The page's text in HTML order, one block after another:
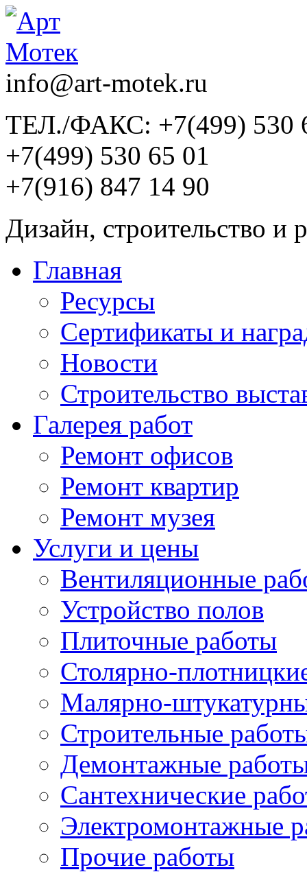
info@art-motek.ru
ТЕЛ./ФАКС: +7(499) 530
+7(499) 530 65 01
+7(916) 847 14 90
Дизайн, строительство и
Главная
Ресурсы
Сертификаты и
Новости
Строительство
Галерея работ
Ремонт офисов
Ремонт квартир
Ремонт музея
Услуги и цены
Вентиляционные
Устройство полов
Плиточные работы
Столярно-
Малярно-
Строительные
Демонтажные
Сантехнические
Электромонтажные
Прочие работы